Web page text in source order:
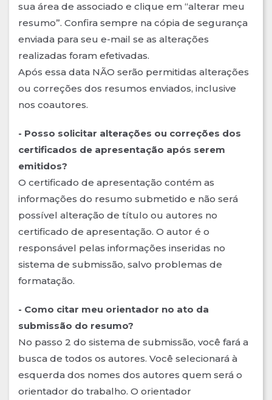
sua área de associado e clique em “alterar meu
resumo”. Confira sempre na cópia de segurança
enviada para seu e-mail se as alterações
realizadas foram efetivadas.
Após essa data NÃO serão permitidas alterações
ou correções dos resumos enviados, inclusive
nos coautores.
- Posso solicitar alterações ou correções dos
certificados de apresentação após serem
emitidos?
O certificado de apresentação contém as
informações do resumo submetido e não será
possível alteração de título ou autores no
certificado de apresentação. O autor é o
responsável pelas informações inseridas no
sistema de submissão, salvo problemas de
formatação.
- Como citar meu orientador no ato da
submissão do resumo?
No passo 2 do sistema de submissão, você fará a
busca de todos os autores. Você selecionará à
esquerda dos nomes dos autores quem será o
orientador do trabalho. O orientador